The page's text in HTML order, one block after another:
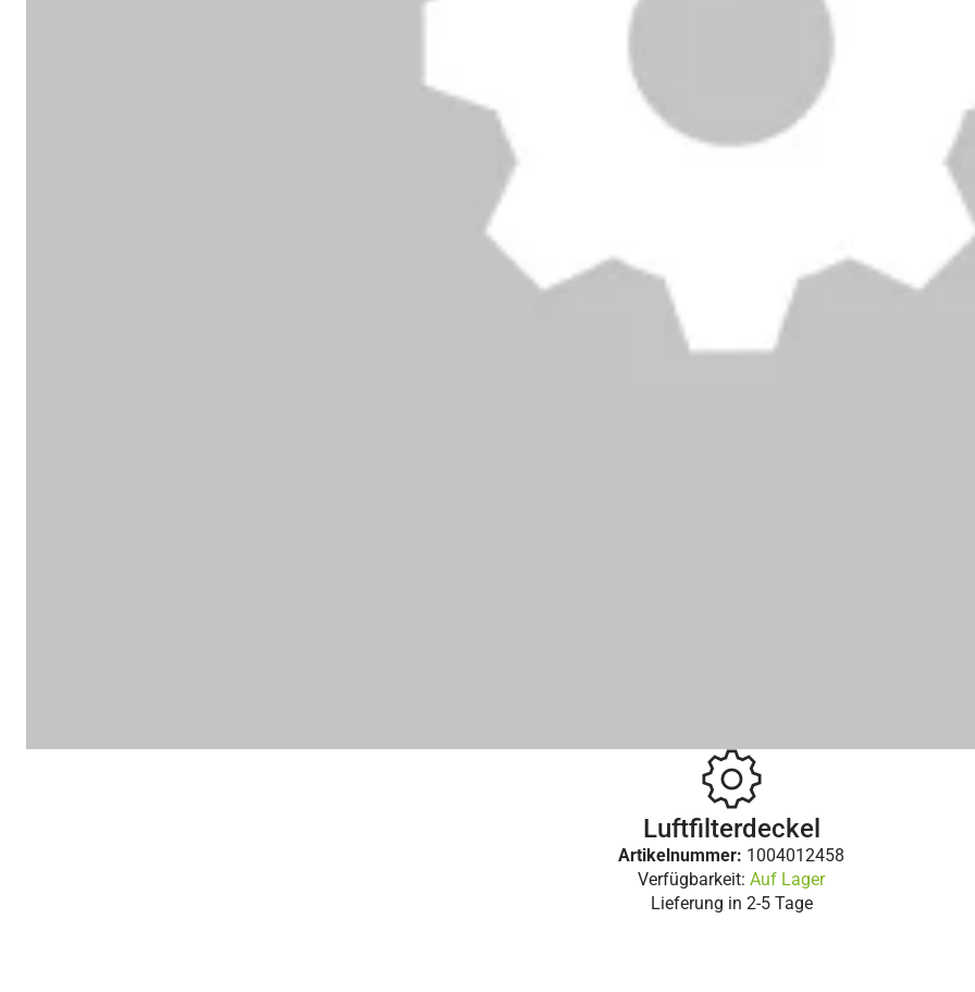
Luftfilterdeckel
Artikelnummer: 1004012458
Verfügbarkeit: Auf Lager
Lieferung in 2-5 Tage